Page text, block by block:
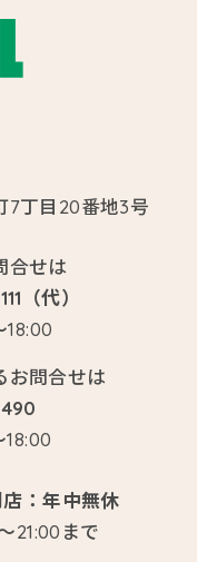
7丁目20番地3号
合せは
（代）
お問合せは
：年中無休
21:00まで